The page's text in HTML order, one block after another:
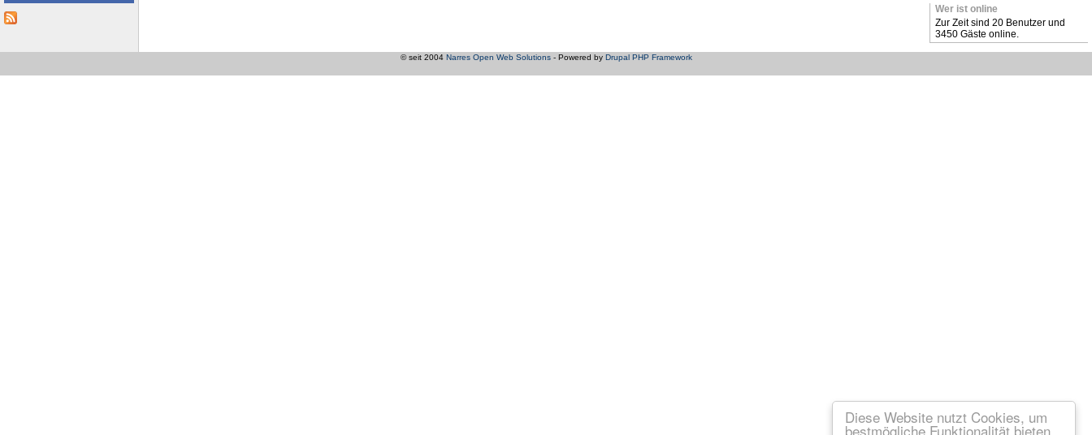
Diese Website nutzt Cookies, um
bestmögliche Funktionalität bieten
Wer ist online
Zur Zeit sind 20 Benutzer und
3450 Gäste online.
© seit 2004 Narres Open Web Solutions- Powered by Drupal PHP Framework